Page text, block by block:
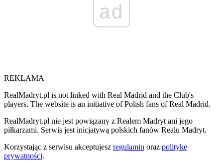
ad
REKLAMA
RealMadryt.pl is not linked with Real Madrid and the Club's
players. The website is an initiative of Polish fans of Real Madrid.
RealMadryt.pl nie jest powiązany z Realem Madryt ani jego
piłkarzami. Serwis jest inicjatywą polskich fanów Realu Madryt.
Korzystając z serwisu akceptujesz regulamin oraz politykę
prywatności.